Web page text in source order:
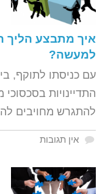
איך מתבצע הליך
למעשה?
להתגרש מחויבים
אין תגובות